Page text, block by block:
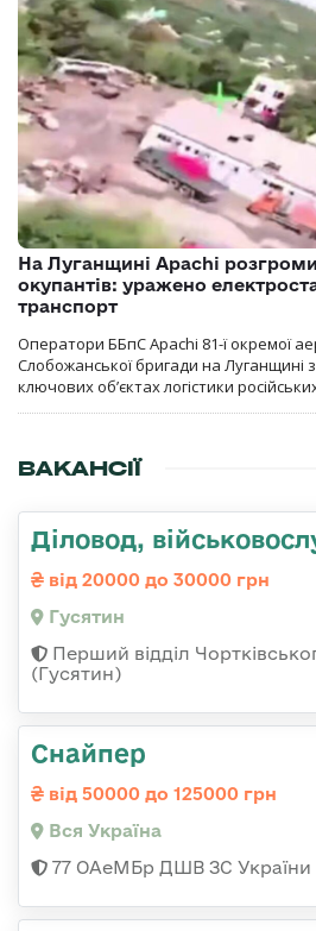
На Луганщині Apachi
окупантів: уражено
транспорт
Оператори ББпС Apachi 81-ї окремої
Слобожанської бригади на Луганщині
ключових об’єктах логістики
ВАКАНСІЇ
Діловод,
від 20000 до 30000 грн
Гусятин
Перший відділ
(Гусятин)
Снайпер
від 50000 до 125000 грн
Вся Україна
77 ОАеМБр ДШВ ЗС України